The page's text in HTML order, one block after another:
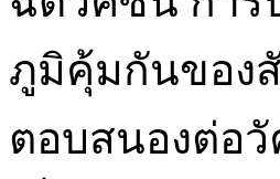
ภูมิคุ้มกันของ
ตอบสนองต่อ